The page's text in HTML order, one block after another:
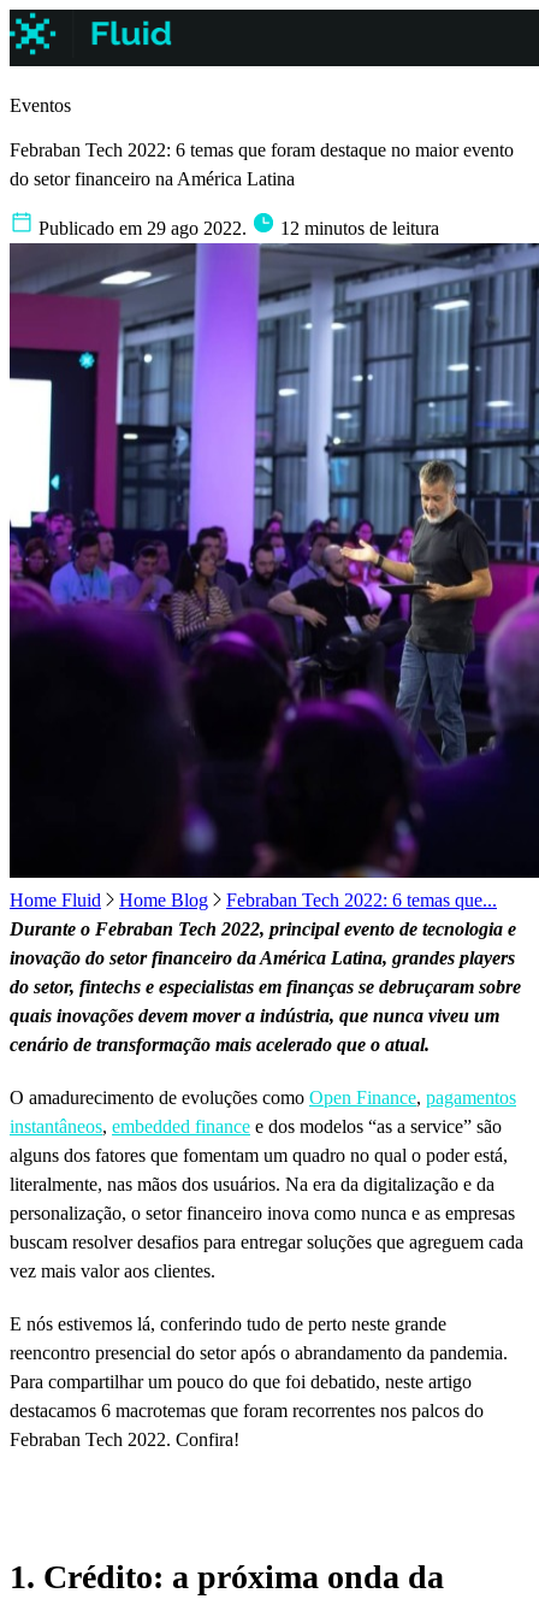
Eventos
Febraban Tech 2022: 6 temas que foram destaque no maior evento
do setor financeiro na América Latina
Publicado em 29 ago 2022. 12 minutos de leitura
Home Fluid Home Blog
Febraban Tech 2022: 6 temas que...
Durante o Febraban Tech 2022, principal evento de tecnologia e
inovação do setor financeiro da América Latina, grandes players
do setor, fintechs e especialistas em finanças se debruçaram sobre
quais inovações devem mover a indústria, que nunca viveu um
cenário de transformação mais acelerado que o atual.
O amadurecimento de evoluções como Open Finance, pagamentos
instantâneos, embedded finance e dos modelos “as a service” são
alguns dos fatores que fomentam um quadro no qual o poder está,
literalmente, nas mãos dos usuários. Na era da digitalização e da
personalização, o setor financeiro inova como nunca e as empresas
buscam resolver desafios para entregar soluções que agreguem cada
vez mais valor aos clientes.
E nós estivemos lá, conferindo tudo de perto neste grande
reencontro presencial do setor após o abrandamento da pandemia.
Para compartilhar um pouco do que foi debatido, neste artigo
destacamos 6 macrotemas que foram recorrentes nos palcos do
Febraban Tech 2022. Confira!
1. Crédito: a próxima onda da